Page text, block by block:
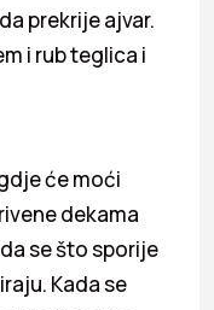
prekrije ajvar.
i rub teglica i
će moći
dekama
se što sporije
Kada se